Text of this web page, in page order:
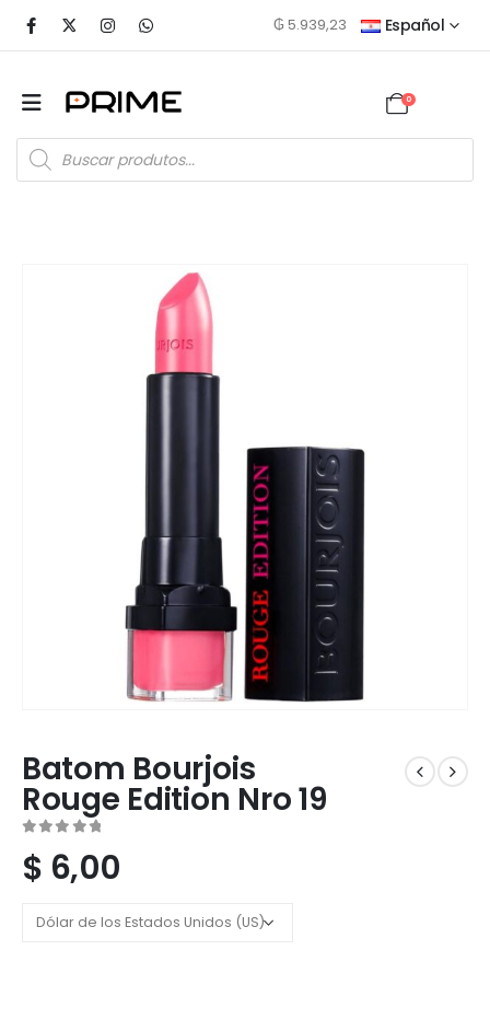
₲ 5.939,23 Español
0
Batom Bourjois
Rouge Edition Nro 19
$ 6,00